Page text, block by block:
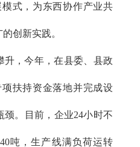
式，为东西协作产业共
创新实践。
升，今年，在县委、县政
扶持资金落地并完成设
。目前，企业24小时不
吨，生产线满负荷运转